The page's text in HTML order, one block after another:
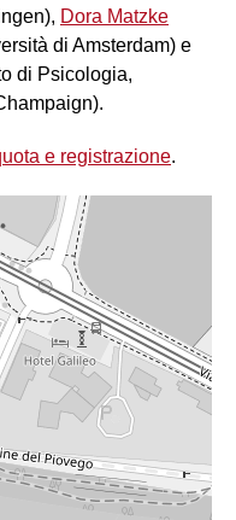
Dora Matzke
di Amsterdam) e
di Psicologia,
e registrazione.